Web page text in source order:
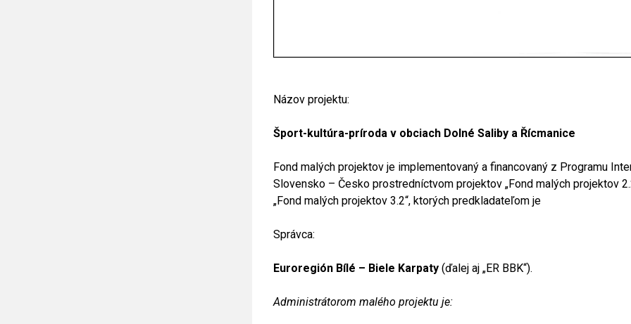
Názov projektu:
Šport-kultúra-príroda v obciach Dolné Saliby a Řícmanice
Fond malých projektov je implementovaný a financovaný z Programu
Slovensko – Česko prostredníctvom projektov „Fond malých projektov
„Fond malých projektov 3.2“, ktorých predkladateľom je
Správca:
Euroregión Bílé – Biele Karpaty (ďalej aj „ER BBK“).
Administrátorom malého projektu je: